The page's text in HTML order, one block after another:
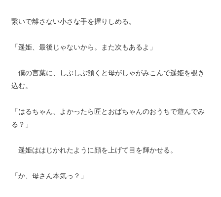
繋いで離さない小さな手を握りしめる。
「遥姫、最後じゃないから。また次もあるよ」
僕の言葉に、しぶしぶ頷くと母がしゃがみこんで遥姫を覗き
込む。
「はるちゃん、よかったら匠とおばちゃんのおうちで遊んでみ
る？」
遥姫ははじかれたように顔を上げて目を輝かせる。
「か、母さん本気っ？」